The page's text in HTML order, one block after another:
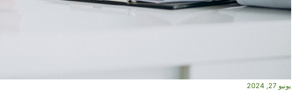
يونيو 27, 2024